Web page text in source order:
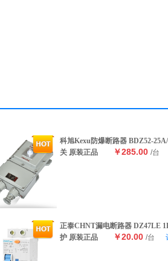
科旭Kexu防爆断路器 BDZ52-
关 原装正品
￥285.00 /台
正泰CHNT漏电断路器 DZ47LE
护 原装正品
￥20.00 /台